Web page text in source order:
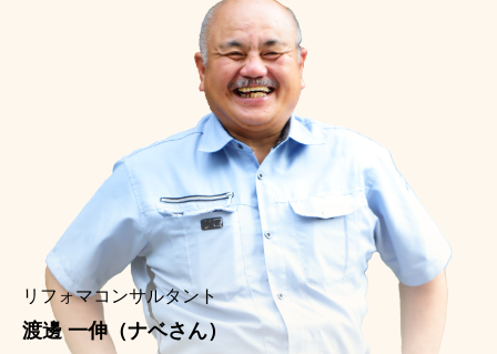
リフォマコンサルタント
渡邊 一伸（ナベさん）